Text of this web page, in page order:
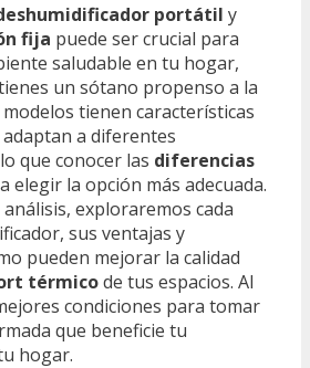
portátil y
fija puede ser crucial para
saludable en tu hogar,
un sótano propenso a la
tienen características
a diferentes
que conocer las diferencias
elegir la opción más adecuada.
exploraremos cada
sus ventajas y
pueden mejorar la calidad
térmicode tus espacios. Al
condiciones para tomar
que beneficie tu
hogar.